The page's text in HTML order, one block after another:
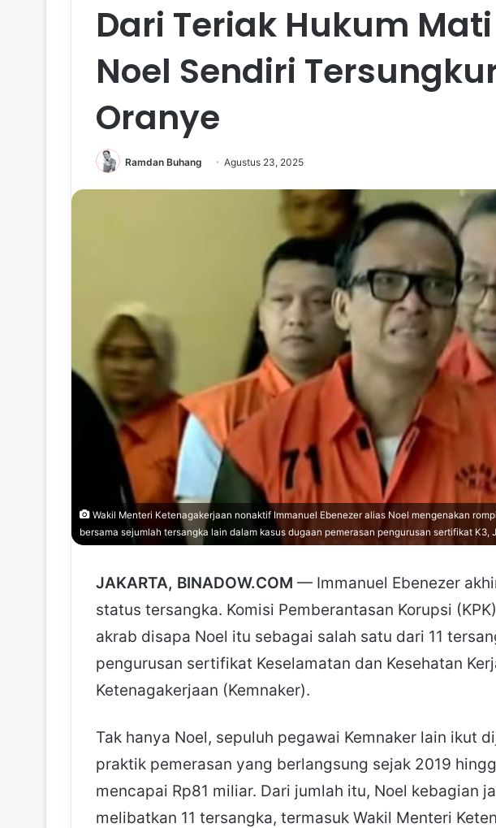
Dari Teriak Hukum
Noel Sendiri
Oranye
Ramdan Buhang Agustus 23, 2025
Wakil Menteri Ketenagakerjaan nonaktif Immanuel Ebenezer alias Noel mengenakan
bersama sejumlah tersangka lain dalam kasus dugaan pemerasan pengurusan sertifikat K3,
JAKARTA, BINADOW.COM — Immanuel Ebenezer
status tersangka. Komisi Pemberantasan Korupsi
akrab disapa Noel itu sebagai salah satu dari 11
pengurusan sertifikat Keselamatan dan Kesehatan
Ketenagakerjaan (Kemnaker).
Tak hanya Noel, sepuluh pegawai Kemnaker lain ikut
praktik pemerasan yang berlangsung sejak 2019
mencapai Rp81 miliar. Dari jumlah itu, Noel kebagian
melibatkan 11 tersangka, termasuk Wakil Menteri